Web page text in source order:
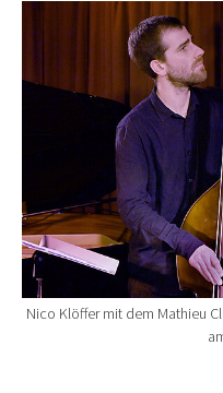
Show larger version for:
Nico Klöffer mit dem Mathieu